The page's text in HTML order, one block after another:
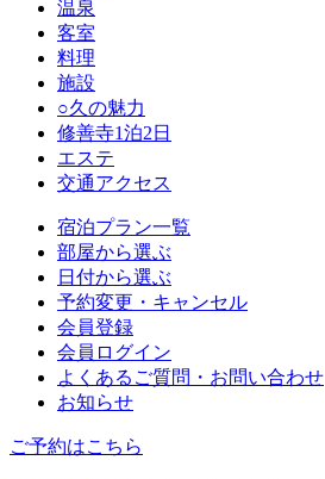
温泉
客室
料理
施設
○久の魅力
修善寺1泊2日
エステ
交通アクセス
宿泊プラン一覧
部屋から選ぶ
日付から選ぶ
予約変更・キャンセル
会員登録
会員ログイン
よくあるご質問・お問い合わせ
お知らせ
ご予約はこちら